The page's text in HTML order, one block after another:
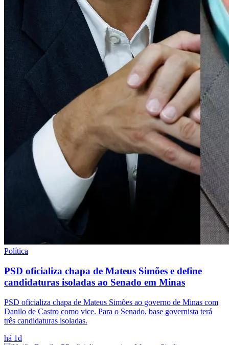
Política
PSD oficializa chapa de Mateus Simões e define
candidaturas isoladas ao Senado em Minas
PSD oficializa chapa de Mateus Simões ao governo de Minas com
Danilo de Castro como vice. Para o Senado, base governista terá
três candidaturas isoladas.
há 1d